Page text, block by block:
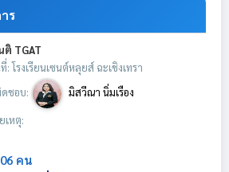
ร
ติ TGAT
โรงเรียนเซนต์หลุยส์ ฉะเชิงเทรา
ชอบ:
มิสวีณา นิ่มเรือง
เหตุ:
คน